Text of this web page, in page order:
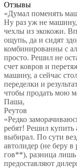
Отзывы
«Думал поменять
Ну раз уж не
чехлы из экокожи.
ощупь, да и сидят
комбинированны с
просто. Решил не
счет ковров и
машину, а сейчас
переделки и
чтобы продать мою
Паша,
Реутов
«Редко
ребят! Решил купить
выбирал. По сути
автолидер (не беру в
гов**), разница лишь
предоставляют